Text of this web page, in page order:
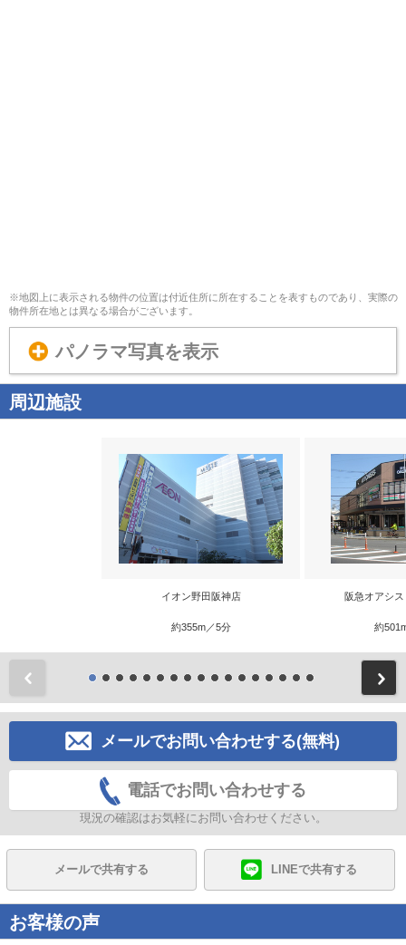
※地図上に表示される物件の位置は付近住所に所在することを表すものであり、実際の
物件所在地とは異なる場合がございます。
パノラマ写真を表示
周辺施設
イオン野田阪神店
約355m／5分
阪急オアシ
約
メールでお問い合わせする(無料)
電話でお問い合わせする
現況の確認はお気軽にお問い合わせください。
メールで共有する LINEで共有する
お客様の声